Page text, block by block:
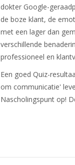
dokter Google-
de boze klant, de
met een lager dan
verschillende
professioneel en
Een goed Quiz-
om communicatie'
Nascholingspunt op!